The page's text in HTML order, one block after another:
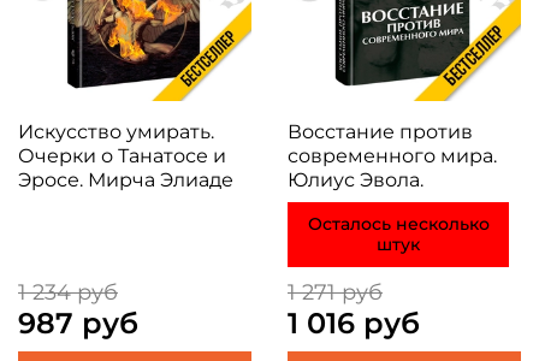
Искусство умирать.
Очерки о Танатосе и
Эросе. Мирча Элиаде
1 234 руб
987 руб
Восстание против
современного мира.
Юлиус Эвола.
Осталось несколько
штук
1 271 руб
1 016 руб